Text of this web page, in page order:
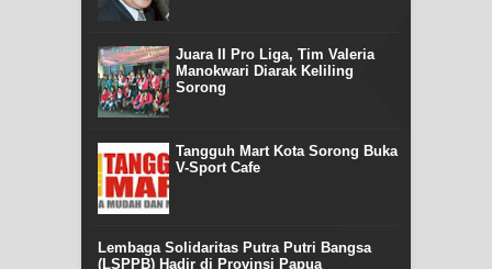
Juara II Pro Liga, Tim Valeria
Manokwari Diarak Keliling
Sorong
Tangguh Mart Kota Sorong Buka
V-Sport Cafe
Lembaga Solidaritas Putra Putri Bangsa
(LSPPB) Hadir di Provinsi Papua